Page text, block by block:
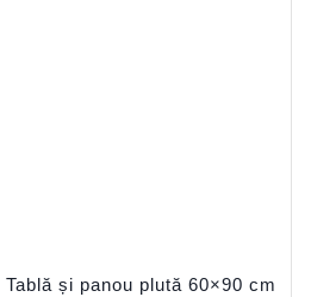
Tablă și panou plută 60×90 cm